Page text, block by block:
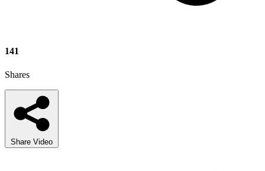
141
Shares
Share Video